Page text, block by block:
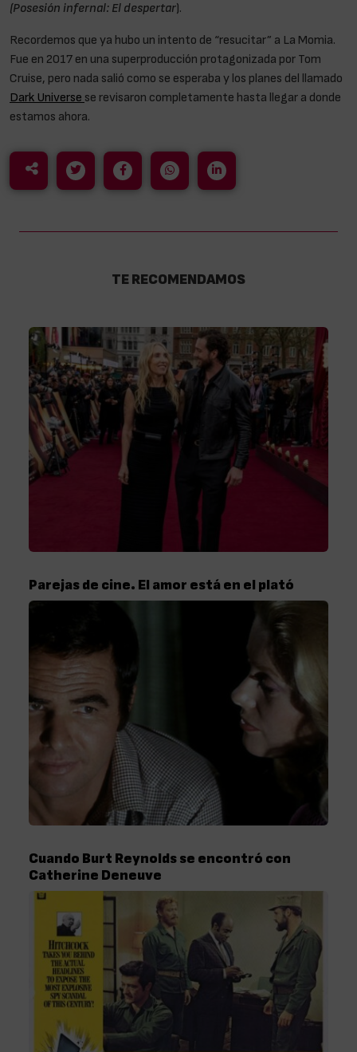
(Posesión infernal: El despertar).
Recordemos que ya hubo un intento de “resucitar” a La Momia.
Fue en 2017 en una superproducción protagonizada por Tom
Cruise, pero nada salió como se esperaba y los planes del llamado
Dark Universe se revisaron completamente hasta llegar a donde
estamos ahora.
TE RECOMENDAMOS
Parejas de cine. El amor está en el plató
Cuando Burt Reynolds se encontró con
Catherine Deneuve